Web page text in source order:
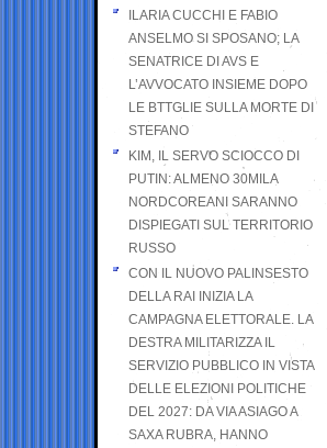
ILARIA CUCCHI E FABIO
ANSELMO SI SPOSANO; LA
SENATRICE DI AVS E
L’AVVOCATO INSIEME DOPO
LE BTTGLIE SULLA MORTE DI
STEFANO
KIM, IL SERVO SCIOCCO DI
PUTIN: ALMENO 30MILA
NORDCOREANI SARANNO
DISPIEGATI SUL TERRITORIO
RUSSO
CON IL NUOVO PALINSESTO
DELLA RAI INIZIA LA
CAMPAGNA ELETTORALE. LA
DESTRA MILITARIZZA IL
SERVIZIO PUBBLICO IN VISTA
DELLE ELEZIONI POLITICHE
DEL 2027: DA VIA ASIAGO A
SAXA RUBRA, HANNO